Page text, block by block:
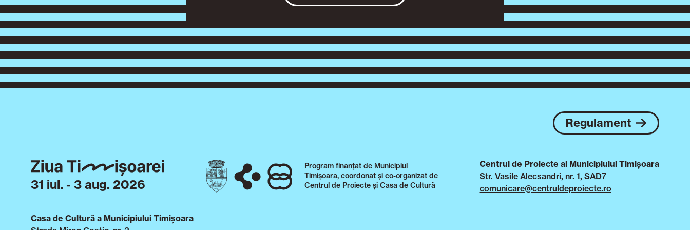
Regulament
31 iul. - 3 aug. 2026
Program finanțat de Municipiul
Timișoara, coordonat și co-organizat de
Centrul de Proiecte și Casa de Cultură
Centrul de Proiecte al Municipiului Timișoara
Str. Vasile Alecsandri, nr. 1, SAD7
comunicare@centruldeproiecte.ro
Casa de Cultură a Municipiului Timișoara